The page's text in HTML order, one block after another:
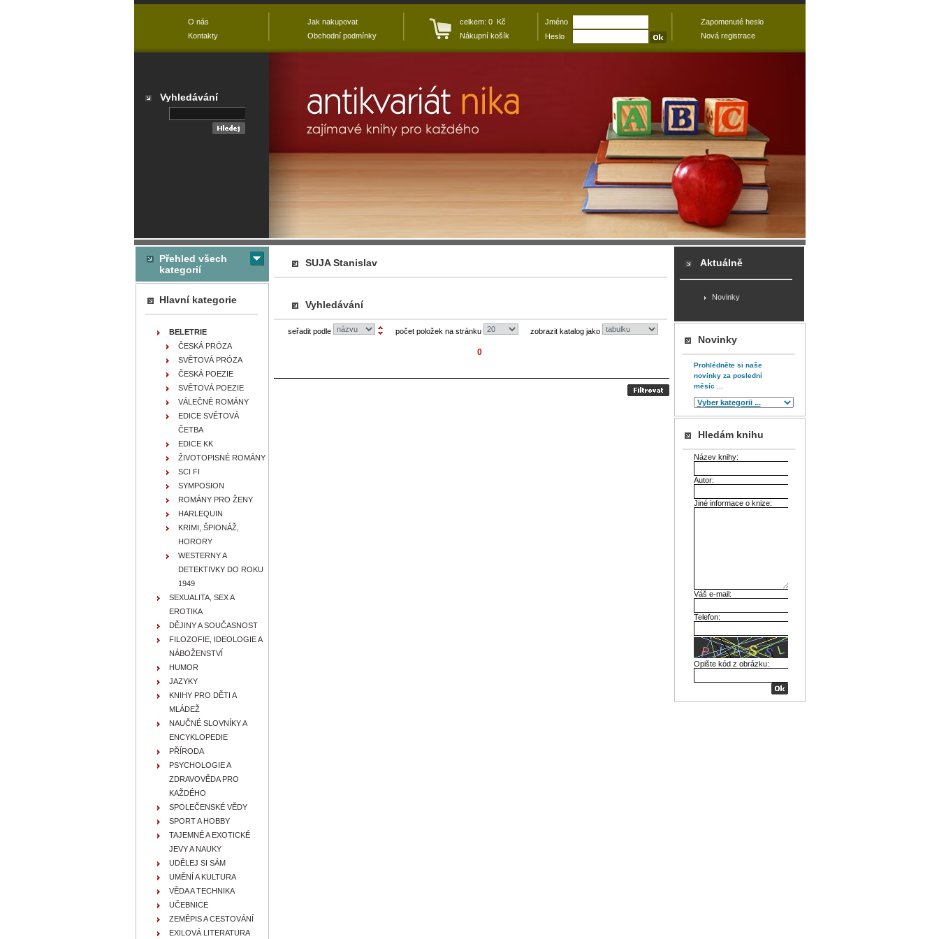
SUJA Stanislav
Vyhledávání
seřadit podle počet položek na stránku zobrazit katalog jako
0
Přehled všech
kategorií
Hlavní kategorie
BELETRIE
ČESKÁ PRÓZA
SVĚTOVÁ PRÓZA
ČESKÁ POEZIE
SVĚTOVÁ POEZIE
VÁLEČNÉ ROMÁNY
EDICE SVĚTOVÁ
ČETBA
EDICE KK
ŽIVOTOPISNÉ ROMÁNY
SCI FI
SYMPOSION
ROMÁNY PRO ŽENY
HARLEQUIN
KRIMI, ŠPIONÁŽ,
HORORY
WESTERNY A
DETEKTIVKY DO ROKU
1949
SEXUALITA, SEX A
EROTIKA
DĚJINY A SOUČASNOST
FILOZOFIE, IDEOLOGIE A
NÁBOŽENSTVÍ
HUMOR
JAZYKY
KNIHY PRO DĚTI A
MLÁDEŽ
NAUČNÉ SLOVNÍKY A
ENCYKLOPEDIE
PŘÍRODA
PSYCHOLOGIE A
ZDRAVOVĚDA PRO
KAŽDÉHO
SPOLEČENSKÉ VĚDY
SPORT A HOBBY
TAJEMNÉ A EXOTICKÉ
JEVY A NAUKY
UDĚLEJ SI SÁM
UMĚNÍ A KULTURA
VĚDA A TECHNIKA
UČEBNICE
ZEMĚPIS A CESTOVÁNÍ
EXILOVÁ LITERATURA
Aktuálně
Novinky
Novinky
Prohlédněte si naše
novinky za poslední
měsíc ...
Hledám knihu
Název knihy:
Autor:
Jiné informace o knize:
Váš e-mail:
Telefon:
Opište kód z obrázku:
O nás
Kontakty
Jak nakupovat
Obchodní podmínky
celkem: 0 Kč
Nákupní košík
Jméno
Heslo
Zapomenuté heslo
Nová registrace
Vyhledávání